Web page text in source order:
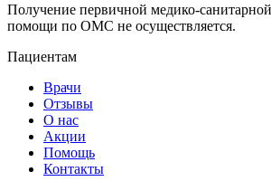
Получение первичной медико-санитарной
помощи по ОМС не осуществляется.
Пациентам
Врачи
Отзывы
О нас
Акции
Помощь
Контакты